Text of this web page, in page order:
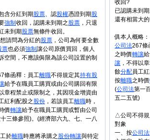
收回?
已認購未到
還有相當大
俱本人概略：
公司法267條
之時價轉讓
讓 ，不得以
餘分配員工
按離職之時價
(公司法第一
五二五號)
△公司不得
對象
一、按公司法
含分紅到期股票、認股權憑證到期股
強制 收回，認購未到期之 股票 ，只退
未到期股票無條件收回。
想請問為分紅的股票 ，公司為何要全數
票也必須強制 讓公司原價買回，個人
空間，不應該侷限為該公司設置的制
條函釋：員工離職不得規定其持有股
給予在職員工購買或由公司購回有限
章程禁止或限制之，其因現金增資由
紅利配股之 股份 ，若該員工離職時，
價轉讓給予在職員工購買或暫由公司
三條參照)。(經濟部六九、七、一八
於離職時應將承購之 股份轉讓與特定